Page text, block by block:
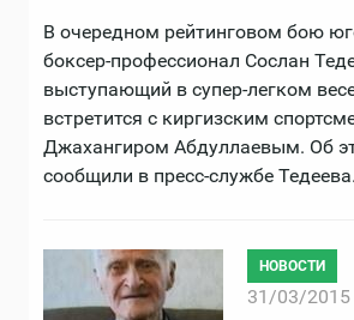
В очередном рейтинговом бою
боксер-профессионал Сослан
выступающий в супер-легком
встретится с киргизским
Джахангиром Абдуллаевым. Об
сообщили в пресс-службе Тедеева.
НОВОСТИ
31/03/2015